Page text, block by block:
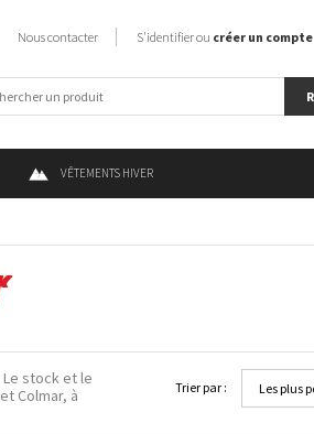
VÊTEMENTS HIVER
Nous contacter S'identifier ou créer un compte
Trier par :
Le stock et le
Colmar, à